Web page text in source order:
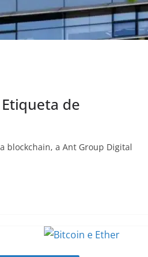
de
blockchain, a Ant Group Digital